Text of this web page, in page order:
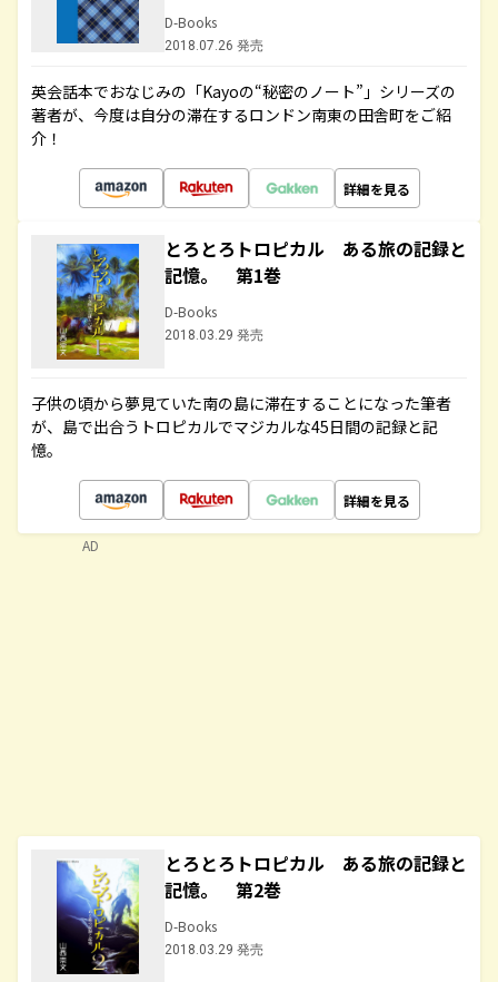
D-Books
2018.07.26 発売
英会話本でおなじみの「Kayoの“秘密のノート”」シリーズの
著者が、今度は自分の滞在するロンドン南東の田舎町をご紹
介！
詳細を見る
とろとろトロピカル ある旅の記録と
記憶。 第1巻
D-Books
2018.03.29 発売
子供の頃から夢見ていた南の島に滞在することになった筆者
が、島で出合うトロピカルでマジカルな45日間の記録と記
憶。
詳細を見る
とろとろトロピカル ある旅の記録と
記憶。 第2巻
D-Books
2018.03.29 発売
AD